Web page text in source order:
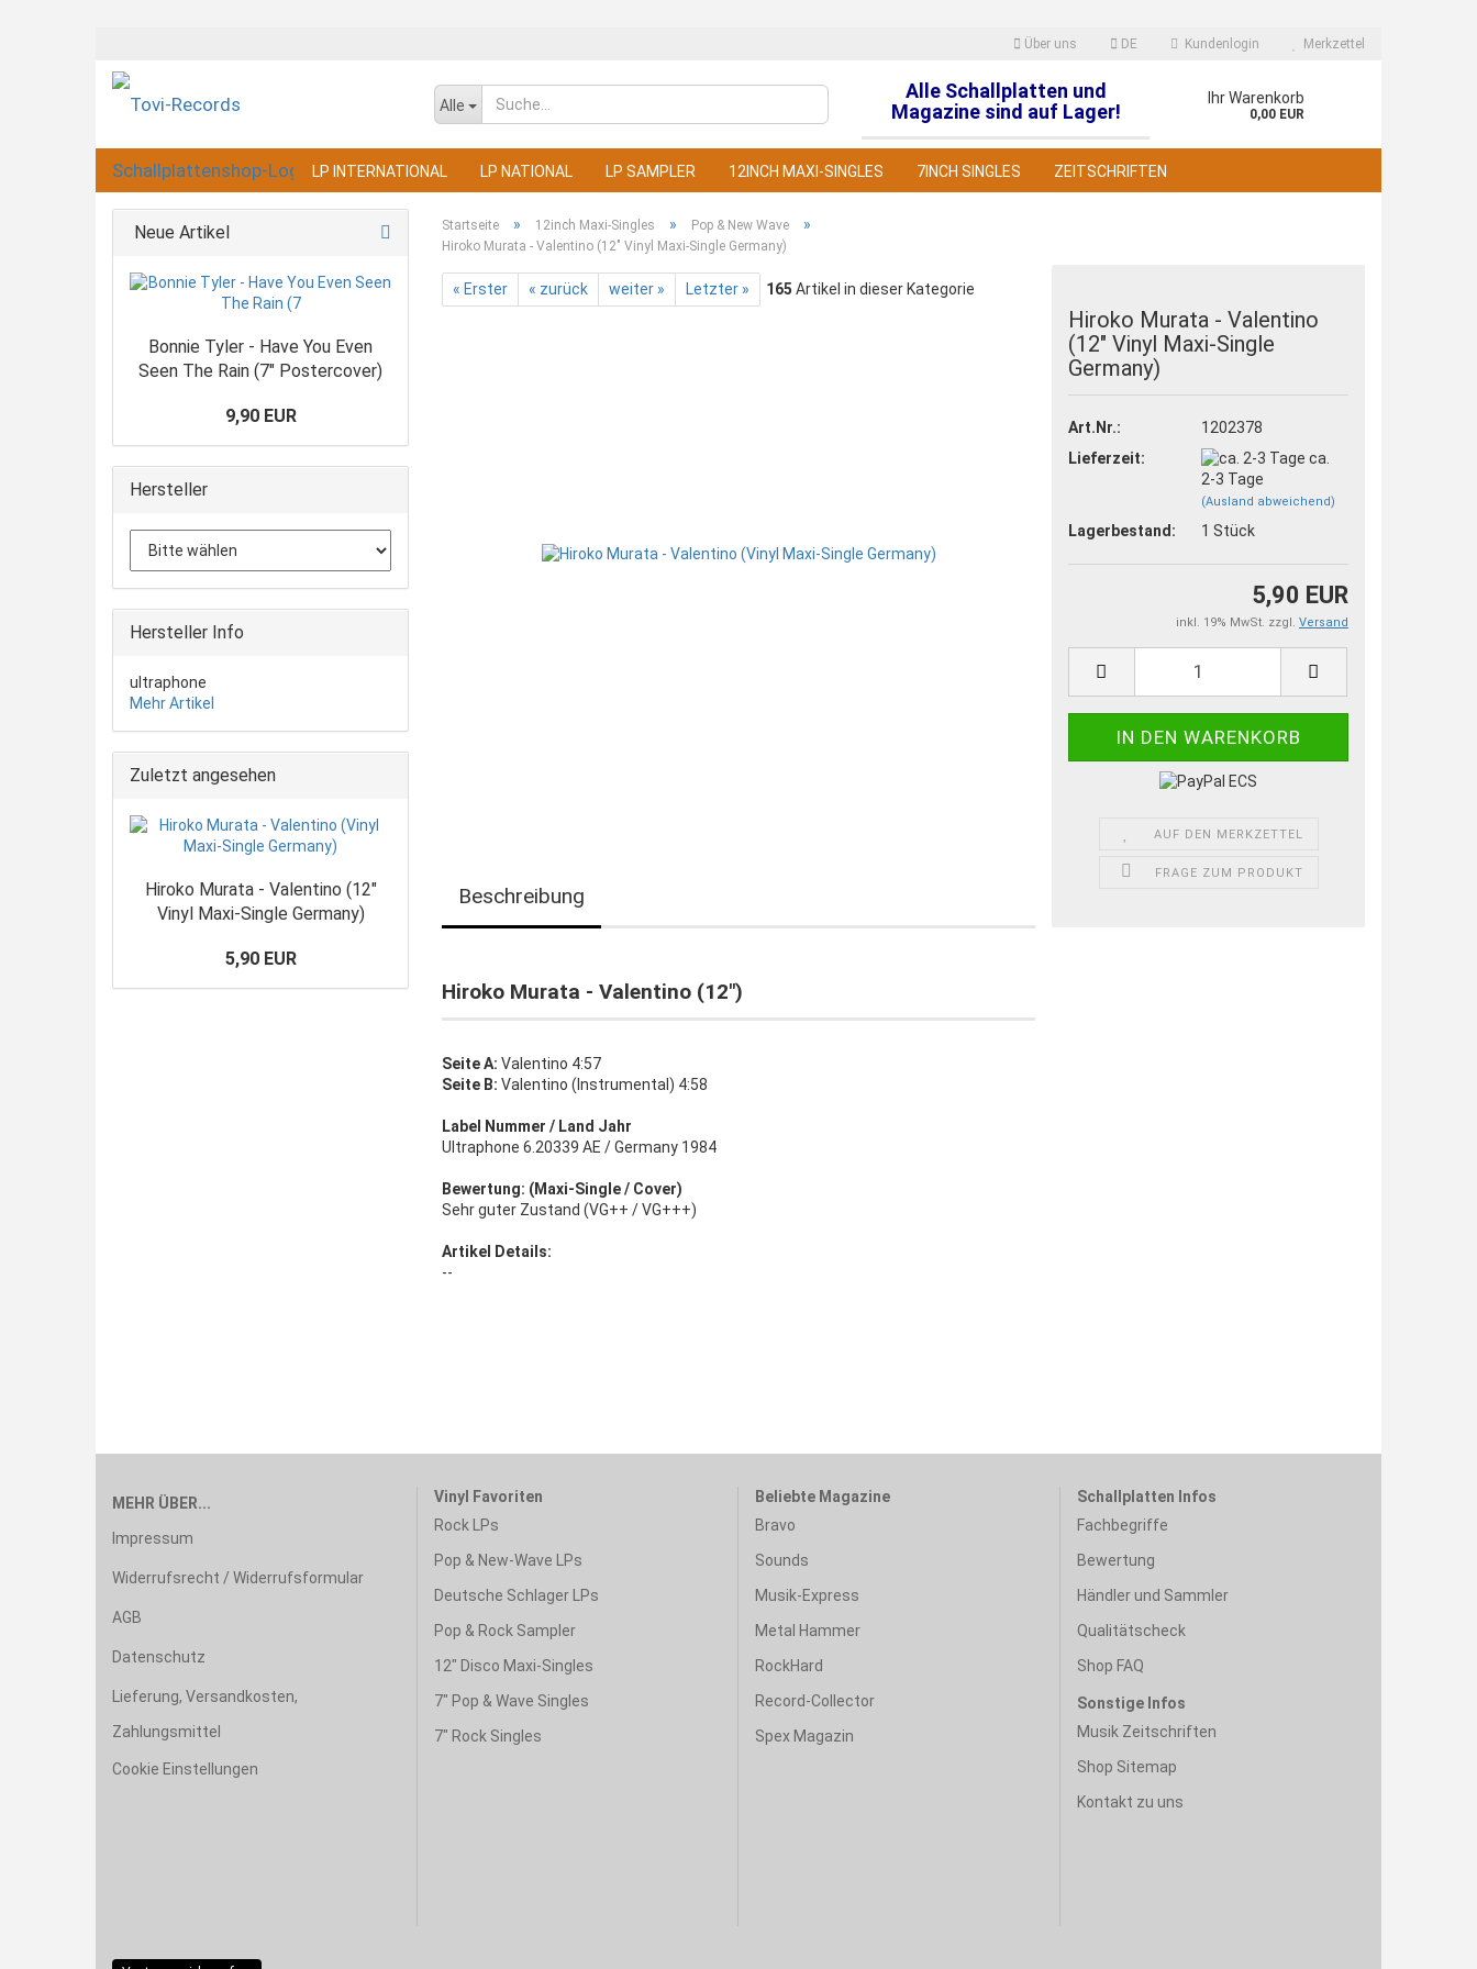
Über uns DE
Sprache auswählen
Kundenlogin
Passwort vergessen?
Merkzettel
Alle
Alle Schallplatten und
Magazine sind auf Lager!
Ihr Warenkorb
0,00 EUR
LP INTERNATIONAL LP NATIONAL LP SAMPLER 12INCH MAXI-SINGLES 7INCH SINGLES ZEITSCHRIFTEN
Startseite » 12inch Maxi-Singles » Pop & New Wave »
Hiroko Murata - Valentino (12" Vinyl Maxi-Single Germany)
« Erster « zurück weiter » Letzter » 165 Artikel in dieser Kategorie
Hiroko Murata - Valentino
(12" Vinyl Maxi-Single
Germany)
Art.Nr.:
1202378
Lieferzeit:
ca.
2-3 Tage
(Ausland abweichend)
Lagerbestand: 1Stück
5,90 EUR
inkl. 19% MwSt. zzgl. Versand
AUF DEN MERKZETTEL
FRAGE ZUM PRODUKT
Beschreibung
Hiroko Murata - Valentino (12")
Seite A: Valentino 4:57
Seite B: Valentino (Instrumental) 4:58
Label Nummer / Land Jahr
Ultraphone 6.20339 AE / Germany 1984
Bewertung: (Maxi-Single / Cover)
Sehr guter Zustand (VG++ / VG+++)
Artikel Details:
--
Neue Artikel
Bonnie Tyler - Have You Even
Seen The Rain (7" Postercover)
9,90 EUR
Hersteller
Hersteller Info
ultraphone
Mehr Artikel
Zuletzt angesehen
Hiroko Murata - Valentino (12"
Vinyl Maxi-Single Germany)
5,90 EUR
MEHR ÜBER...
Impressum
Widerrufsrecht / Widerrufsformular
AGB
Datenschutz
Lieferung, Versandkosten,
Zahlungsmittel
Cookie Einstellungen
Vinyl Favoriten
Rock LPs
Pop & New-Wave LPs
Deutsche Schlager LPs
Pop & Rock Sampler
12" Disco Maxi-Singles
7" Pop & Wave Singles
7" Rock Singles
Beliebte Magazine
Bravo
Sounds
Musik-Express
Metal Hammer
RockHard
Record-Collector
Spex Magazin
Schallplatten Infos
Fachbegriffe
Bewertung
Händler und Sammler
Qualitätscheck
Shop FAQ
Sonstige Infos
Musik Zeitschriften
Shop Sitemap
Kontakt zu uns